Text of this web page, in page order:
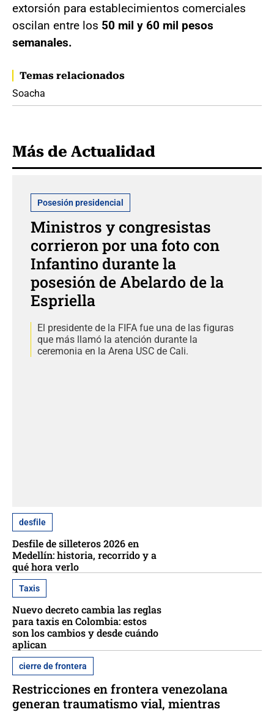
extorsión para establecimientos comerciales
oscilan entre los 50 mil y 60 mil pesos
semanales.
Temas relacionados
Soacha
Más de Actualidad
Posesión presidencial
Ministros y congresistas
corrieron por una foto con
Infantino durante la
posesión de Abelardo de la
Espriella
El presidente de la FIFA fue una de las figuras
que más llamó la atención durante la
ceremonia en la Arena USC de Cali.
desfile
Desfile de silleteros 2026 en
Medellín: historia, recorrido y a
qué hora verlo
Taxis
Nuevo decreto cambia las reglas
para taxis en Colombia: estos
son los cambios y desde cuándo
aplican
cierre de frontera
Restricciones en frontera venezolana
generan traumatismo vial, mientras